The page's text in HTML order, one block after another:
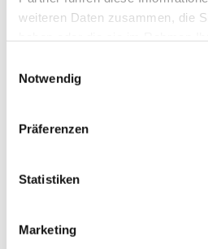
weiteren Daten zusammen, die
Notwendig
Präferenzen
Statistiken
Marketing
Dies könnte